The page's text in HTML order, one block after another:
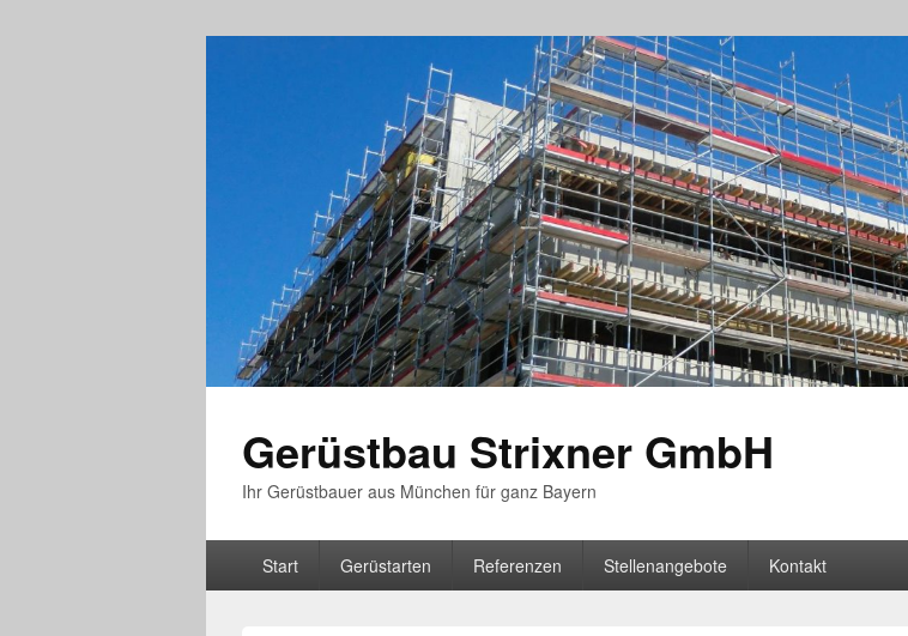
Gerüstbau Strixner GmbH
Ihr Gerüstbauer aus München für ganz Bayern
Start Gerüstarten Referenzen Stellenangebote Kontakt